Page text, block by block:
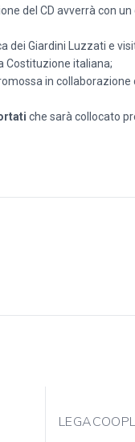
del CD avverrà con
dei Giardini Luzzati e
Costituzione italiana;
in collaborazione
che sarà collocato